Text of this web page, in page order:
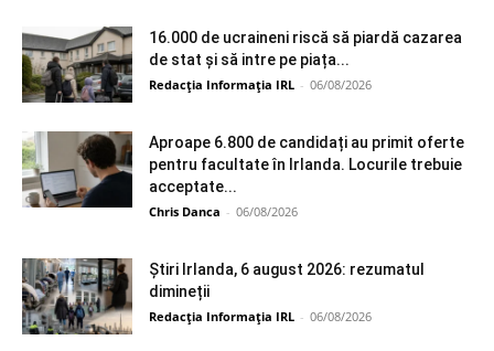
16.000 de ucraineni riscă să piardă cazarea
de stat și să intre pe piața...
Redacția Informația IRL - 06/08/2026
Aproape 6.800 de candidați au primit oferte
pentru facultate în Irlanda. Locurile trebuie
acceptate...
Chris Danca - 06/08/2026
Știri Irlanda, 6 august 2026: rezumatul
dimineții
Redacția Informația IRL - 06/08/2026